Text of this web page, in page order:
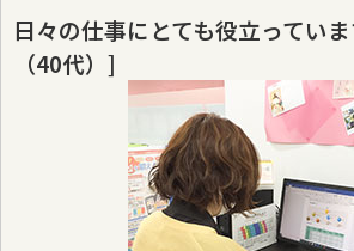
日々の仕事にとても役立ってい
（40代）]